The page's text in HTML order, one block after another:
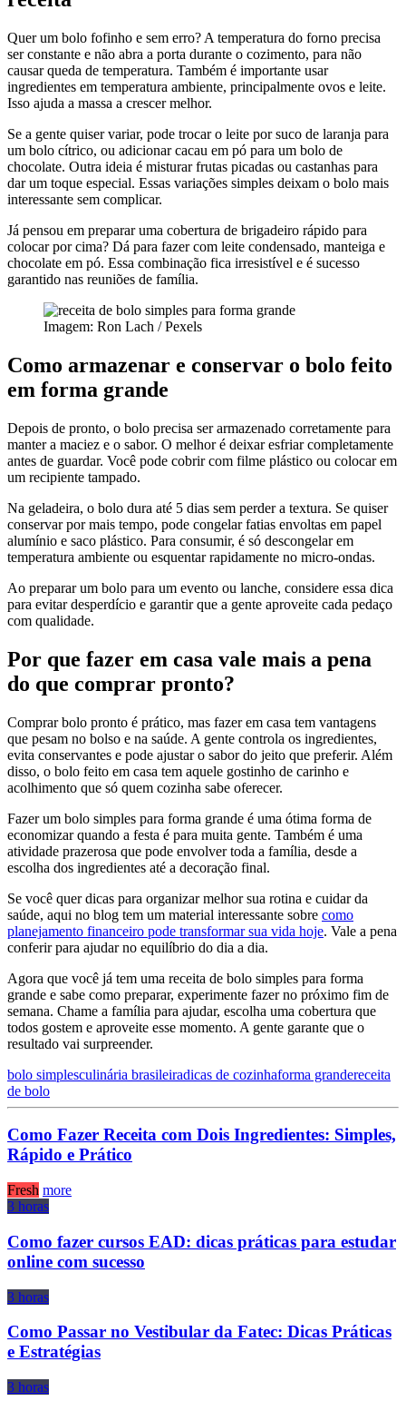
Quer um bolo fofinho e sem erro? A temperatura do forno precisa
ser constante e não abra a porta durante o cozimento, para não
causar queda de temperatura. Também é importante usar
ingredientes em temperatura ambiente, principalmente ovos e leite.
Isso ajuda a massa a crescer melhor.
Se a gente quiser variar, pode trocar o leite por suco de laranja para
um bolo cítrico, ou adicionar cacau em pó para um bolo de
chocolate. Outra ideia é misturar frutas picadas ou castanhas para
dar um toque especial. Essas variações simples deixam o bolo mais
interessante sem complicar.
Já pensou em preparar uma cobertura de brigadeiro rápido para
colocar por cima? Dá para fazer com leite condensado, manteiga e
chocolate em pó. Essa combinação fica irresistível e é sucesso
garantido nas reuniões de família.
Imagem: Ron Lach / Pexels
Como armazenar e conservar o bolo feito
em forma grande
Depois de pronto, o bolo precisa ser armazenado corretamente para
manter a maciez e o sabor. O melhor é deixar esfriar completamente
antes de guardar. Você pode cobrir com filme plástico ou colocar em
um recipiente tampado.
Na geladeira, o bolo dura até 5 dias sem perder a textura. Se quiser
conservar por mais tempo, pode congelar fatias envoltas em papel
alumínio e saco plástico. Para consumir, é só descongelar em
temperatura ambiente ou esquentar rapidamente no micro-ondas.
Ao preparar um bolo para um evento ou lanche, considere essa dica
para evitar desperdício e garantir que a gente aproveite cada pedaço
com qualidade.
Por que fazer em casa vale mais a pena
do que comprar pronto?
Comprar bolo pronto é prático, mas fazer em casa tem vantagens
que pesam no bolso e na saúde. A gente controla os ingredientes,
evita conservantes e pode ajustar o sabor do jeito que preferir. Além
disso, o bolo feito em casa tem aquele gostinho de carinho e
acolhimento que só quem cozinha sabe oferecer.
Fazer um bolo simples para forma grande é uma ótima forma de
economizar quando a festa é para muita gente. Também é uma
atividade prazerosa que pode envolver toda a família, desde a
escolha dos ingredientes até a decoração final.
Se você quer dicas para organizar melhor sua rotina e cuidar da
saúde, aqui no blog tem um material interessante sobre como
planejamento financeiro pode transformar sua vida hoje. Vale a pena
conferir para ajudar no equilíbrio do dia a dia.
Agora que você já tem uma receita de bolo simples para forma
grande e sabe como preparar, experimente fazer no próximo fim de
semana. Chame a família para ajudar, escolha uma cobertura que
todos gostem e aproveite esse momento. A gente garante que o
resultado vai surpreender.
bolo simplesculinária brasileiradicas de cozinhaforma grandereceita
de bolo
Como Fazer Receita com Dois Ingredientes: Simples,
Rápido e Prático
Fresh more
3 horas
Como fazer cursos EAD: dicas práticas para estudar
online com sucesso
3 horas
Como Passar no Vestibular da Fatec: Dicas Práticas
e Estratégias
3 horas